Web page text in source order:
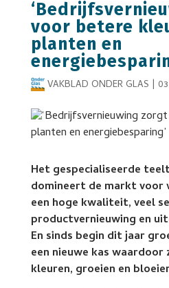
voor betere
planten en
VAKBLAD ONDER GLAS |
Het gespecialiseerde
domineert de markt
een hoge kwaliteit, veel
productvernieuwing en
En sinds begin dit jaar
een nieuwe kas
kleuren, groeien en